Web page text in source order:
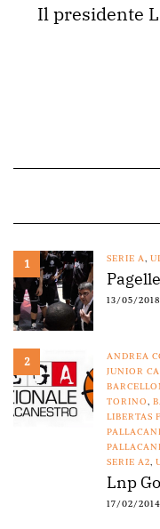
Il presidente
1 SERIE A
13/05/2018
2 ANDREA
JUNIOR
TORINO
LIBERTAS
SERIE A2
Lnp
17/02/2014